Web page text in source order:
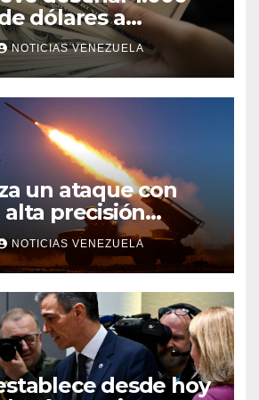
dólares a
para un paquete de
NOTICIAS VENEZUELA
un ataque con
alta precisión
militar en
NOTICIAS VENEZUELA
desde hoy